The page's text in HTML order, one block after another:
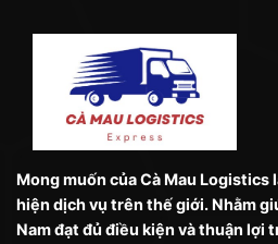
Mong muốn của Cà Mau
hiện dịch vụ trên thế giới. Nhằm
Nam đạt đủ điều kiện và thuận lợi